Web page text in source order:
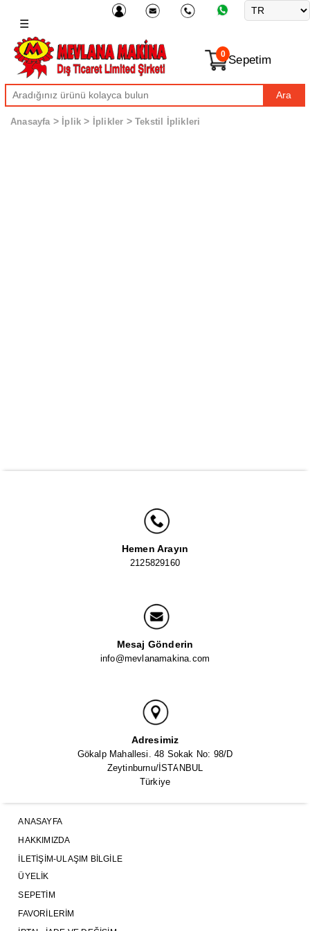
Sepetim
0
Ara
☰
Anasayfa > İplik > İplikler >Tekstil İplikleri
Hemen Arayın
2125829160
Mesaj Gönderin
info@mevlanamakina.com
Adresimiz
Gökalp Mahallesi. 48 Sokak No: 98/D
Zeytinburnu/İSTANBUL
Türkiye
ANASAYFA
HAKKIMIZDA
İLETIŞIM-ULAŞIM BILGILE
ÜYELIK
SEPETIM
FAVORILERIM